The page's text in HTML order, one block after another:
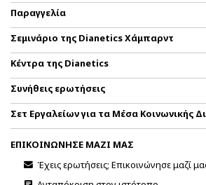
Παραγγελία
Σεμινάριο της Dianetics Χάμπαρντ
Κέντρα της Dianetics
Συνήθεις ερωτήσεις
Σετ Εργαλείων για τα Μέσα Κοινωνικής
ΕΠΙΚΟΙΝΩΝΗΣΕ ΜΑΖΙ ΜΑΣ
Έχεις ερωτήσεις; Επικοινώνησε μαζί